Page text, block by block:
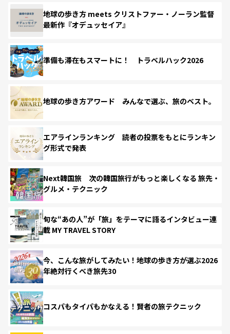
地球の歩き方 meets クリストファー・ノーラン監督
最新作『オデュッセイア』
準備も滞在もスマートに！ トラベルハック2026
地球の歩き方アワード みんなで選ぶ、旅のベスト。
エアラインランキング 読者の投票をもとにランキン
グ形式で発表
Next韓国旅 次の韓国旅行がもっと楽しくなる 旅先・
グルメ・テクニック
旬な“あの人”が「旅」をテーマに語るインタビュー連
載 MY TRAVEL STORY
今、こんな旅がしてみたい！地球の歩き方が選ぶ2026
年絶対行くべき旅先30
コスパもタイパもかなえる！賢者の旅テクニック